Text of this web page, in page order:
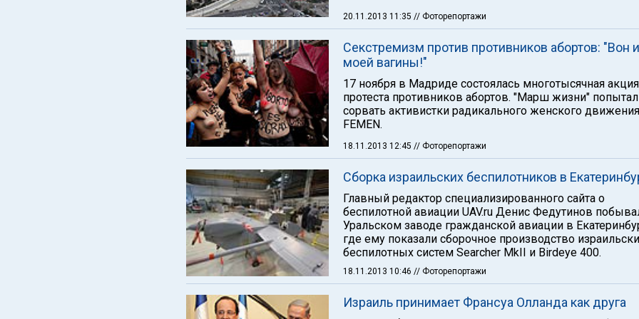
20.11.2013 11:35 // Фоторепортажи
Секстремизм против противников абортов: "Вон
моей вагины!"
17 ноября в Мадриде состоялась многотысячная акция
протеста противников абортов. "Марш жизни"
сорвать активистки радикального женского движения
FEMEN.
18.11.2013 12:45 // Фоторепортажи
Сборка израильских беспилотников в
Главный редактор специализированного сайта о
беспилотной авиации UAV.ru Денис Федутинов
Уральском заводе гражданской авиации в
где ему показали сборочное производство
беспилотных систем Searcher MkII и Birdeye 400.
18.11.2013 10:46 // Фоторепортажи
Израиль принимает Франсуа Олланда как друга